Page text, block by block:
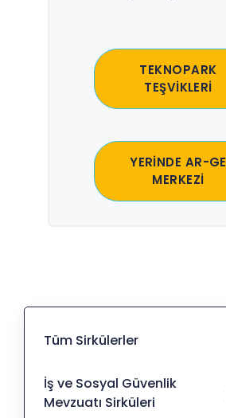
TEKNOPARK
TEŞVİKLERİ
YERİNDE AR-GE
MERKEZİ
Tüm Sirkülerler
İş ve Sosyal Güvenlik
Mevzuatı Sirküleri